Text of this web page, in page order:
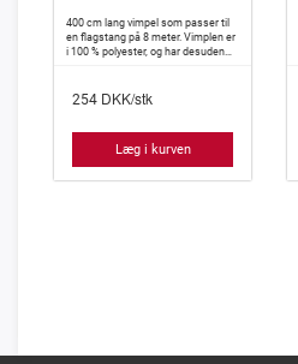
400 cm lang vimpel som passer til
en flagstang på 8 meter. Vimplen er
i 100 % polyester, og har desuden
254 DKK/stk
Læg i kurven